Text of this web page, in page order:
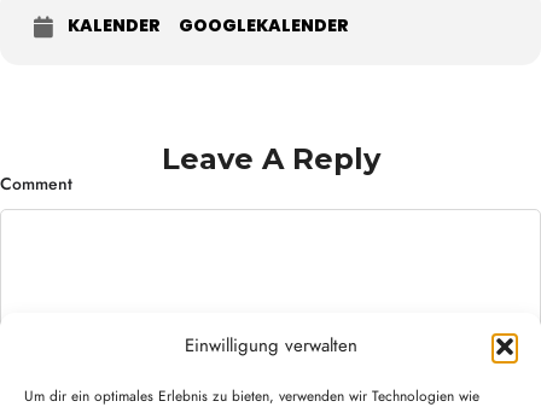
Einwilligung verwalten
Um dir ein optimales Erlebnis zu bieten, verwenden wir Technologien wie
KALENDER GOOGLEKALENDER
Leave A Reply
Comment